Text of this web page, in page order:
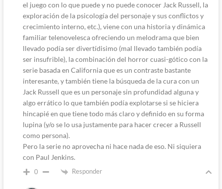
el juego con lo que puede y no puede conocer Jack Russell, la
exploración de la psicología del personaje y sus conflictos y
crecimiento interno, etc.), viene con una historia y dinámica
familiar telenovelesca ofreciendo un melodrama que bien
llevado podía ser divertídisimo (mal llevado también podía
ser insufrible), la combinación del horror cuasi-gótico con la
serie basada en California que es un contraste bastante
interesante, y también tiene la búsqueda de la cura con un
Jack Russell que es un personaje sin profundidad alguna y
algo errático lo que también podía explotarse si se hiciera
hincapié en que tiene todo más claro y definido en su forma
lupina (y/o se lo usa justamente para hacer crecer a Russell
como persona).
Pero la serie no aprovecha ni hace nada de eso. Ni siquiera
con Paul Jenkins.
0 Responder